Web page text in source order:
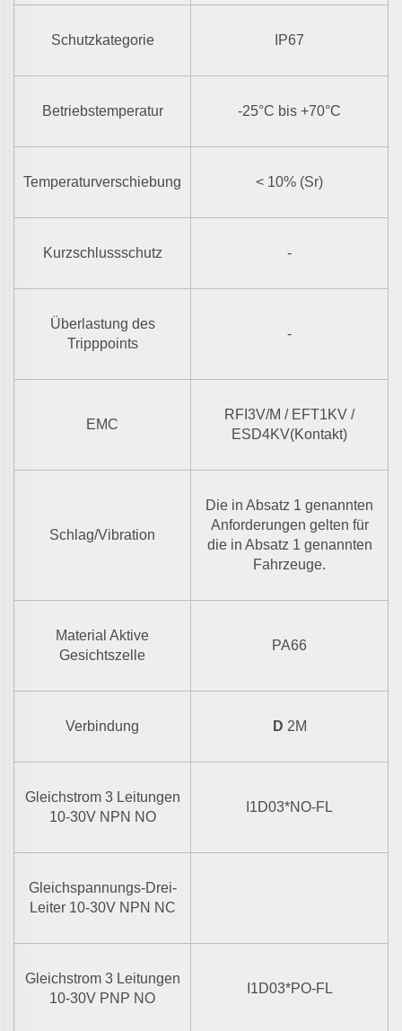
Schutzkategorie IP67
Betriebstemperatur -25°C bis +70°C
Temperaturverschiebung < 10% (Sr)
Kurzschlussschutz -
Überlastung des
Tripppoints
-
EMC
RFI3V/M / EFT1KV /
ESD4KV(Kontakt)
Schlag/Vibration
Die in Absatz 1 genannten
Anforderungen gelten für
die in Absatz 1 genannten
Fahrzeuge.
Material Aktive
Gesichtszelle
PA66
Verbindung D 2M
Gleichstrom 3 Leitungen
10-30V NPN NO
I1D03*NO-FL
Gleichspannungs-Drei-
Leiter 10-30V NPN NC
Gleichstrom 3 Leitungen
10-30V PNP NO
I1D03*PO-FL